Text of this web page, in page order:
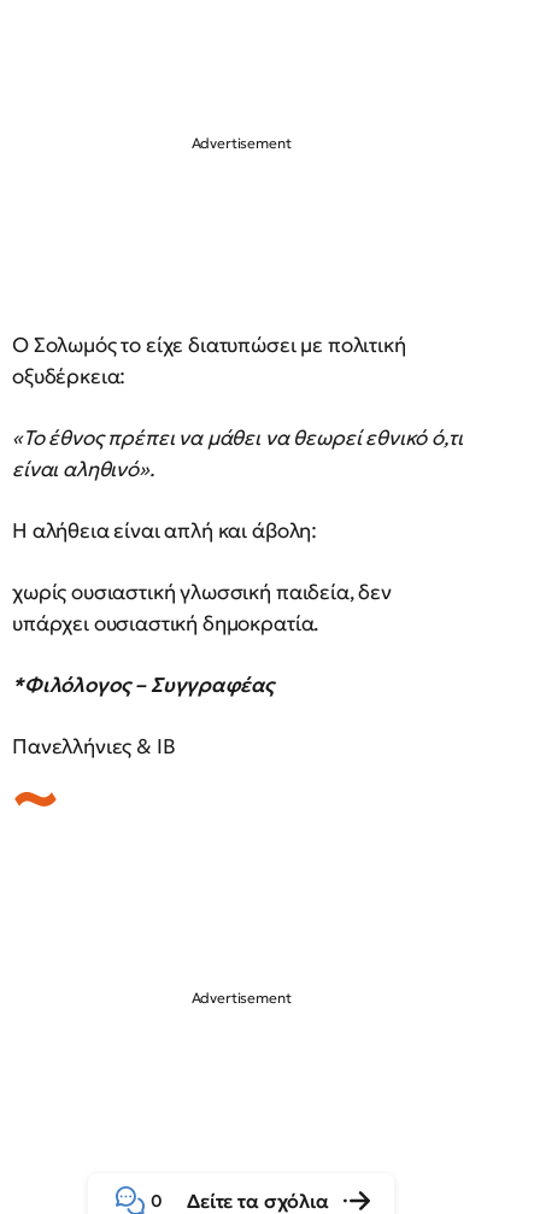
Ο Σολωμός το είχε διατυπώσει με πολιτική
οξυδέρκεια:
«Το έθνος πρέπει να μάθει να θεωρεί εθνικό ό,τι
είναι αληθινό».
Η αλήθεια είναι απλή και άβολη:
χωρίς ουσιαστική γλωσσική παιδεία, δεν
υπάρχει ουσιαστική δημοκρατία.
*Φιλόλογος – Συγγραφέας
Πανελλήνιες & IB
0 Δείτε τα σχόλια